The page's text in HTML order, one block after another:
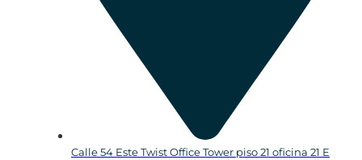
Calle 54 Este Twist Office Tower piso 21 oficina 21 E